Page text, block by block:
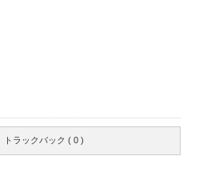
トラックバック ( 0 )